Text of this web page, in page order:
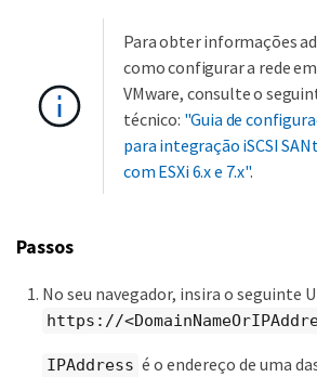
Para obter informações
como configurar a rede
VMware, consulte o
técnico: "Guia de
para integração iSCSI
com ESXi 6.x e 7.x".
Passos
No seu navegador, insira o seguinte
https://
IPAddress é o endereço de uma